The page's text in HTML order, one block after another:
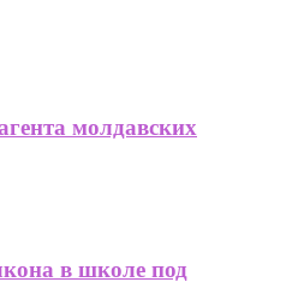
молдавских
в школе под